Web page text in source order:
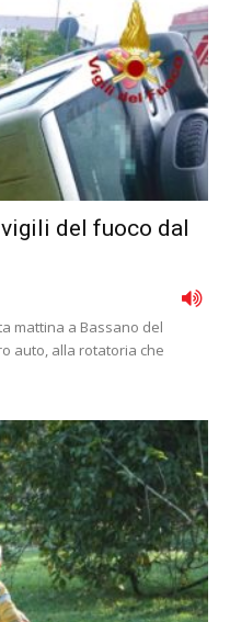
del fuoco dal
mattina a Bassano del
auto, alla rotatoria che